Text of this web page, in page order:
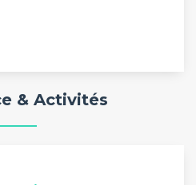
& Activités